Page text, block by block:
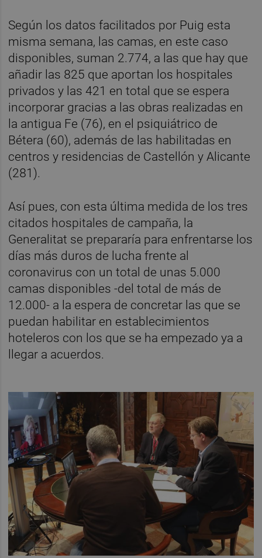
Según los datos facilitados por Puig esta
misma semana, las camas, en este caso
disponibles, suman 2.774, a las que hay que
añadir las 825 que aportan los hospitales
privados y las 421 en total que se espera
incorporar gracias a las obras realizadas en
la antigua Fe (76), en el psiquiátrico de
Bétera (60), además de las habilitadas en
centros y residencias de Castellón y Alicante
(281).
Así pues, con esta última medida de los tres
citados hospitales de campaña, la
Generalitat se prepararía para enfrentarse los
días más duros de lucha frente al
coronavirus con un total de unas 5.000
camas disponibles -del total de más de
12.000- a la espera de concretar las que se
puedan habilitar en establecimientos
hoteleros con los que se ha empezado ya a
llegar a acuerdos.